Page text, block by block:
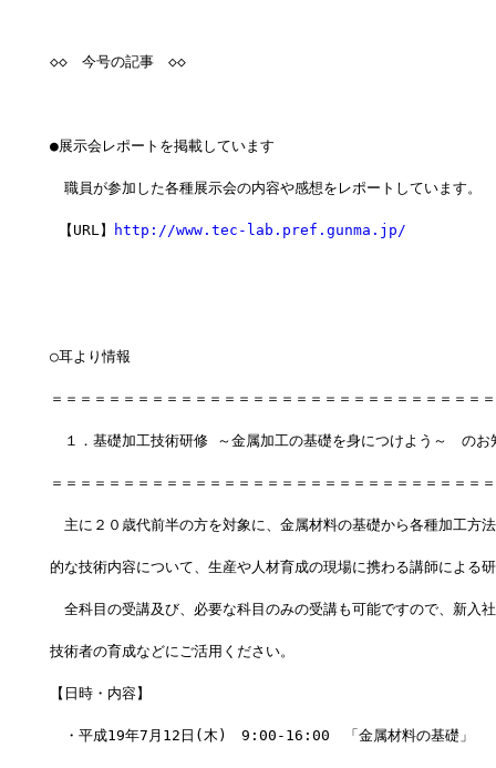
◇◇　今号の記事　◇◇
●展示会レポートを掲載しています
職員が参加した各種展示会の内容や感想をレポートしています。
【URL】 http://www.tec-lab.pref.gunma.jp/
○耳より情報
＝＝＝＝＝＝＝＝＝＝＝＝＝＝＝＝＝＝＝＝＝＝＝＝＝＝＝＝＝＝
１．基礎加工技術研修 ～金属加工の基礎を身につけよう～　のお
＝＝＝＝＝＝＝＝＝＝＝＝＝＝＝＝＝＝＝＝＝＝＝＝＝＝＝＝＝＝
主に２０歳代前半の方を対象に、金属材料の基礎から各種加工方
的な技術内容について、生産や人材育成の現場に携わる講師による
全科目の受講及び、必要な科目のみの受講も可能ですので、新入
技術者の育成などにご活用ください。
【日時・内容】
・平成19年7月12日(木)　9:00-16:00　「金属材料の基礎」